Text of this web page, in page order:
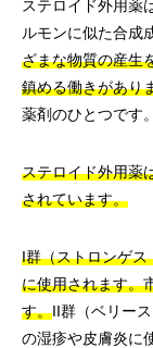
ステロイド外用薬
ルモンに似た合成
ざまな物質の産生
鎮める働きがあり
薬剤のひとつです。
ステロイド外用薬
されています。
I群（ストロンゲ
に使用されます。
す。II群（ベリー
の湿疹や皮膚炎に